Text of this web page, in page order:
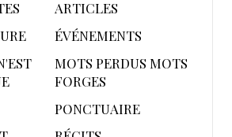
ARTICLES
ÉVÉNEMENTS
MOTS PERDUS MOTS
FORGES
PONCTUAIRE